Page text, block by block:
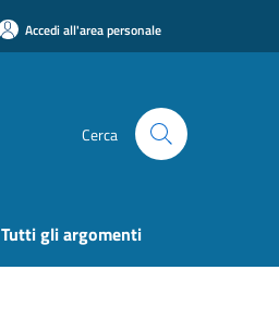
Accedi all'area personale
Cerca
Tutti gli argomenti